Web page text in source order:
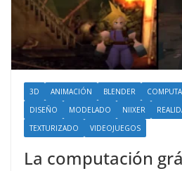
3D ANIMACIÓN BLENDER
DISEÑO
MODELADO NIIXER
TEXTURIZADO
VIDEOJUEGOS
La computación